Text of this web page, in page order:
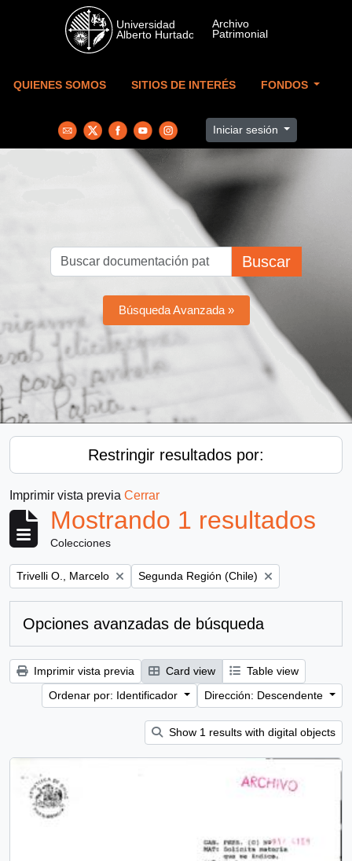
Skip to main content
QUIENES SOMOS SITIOS DE INTERÉS FONDOS
Iniciar sesión
Buscar
Búsqueda Avanzada »
Restringir resultados por:
Imprimir vista previa Cerrar
Mostrando 1 resultados
Colecciones
Remove filter:
Trivelli O., Marcelo Remove filter:
Segunda Región (Chile)
Opciones avanzadas de búsqueda
Imprimir vista previa Card view
Table view
Ordenar por: Identificador
Dirección: Descendente
Show 1 results with digital objects